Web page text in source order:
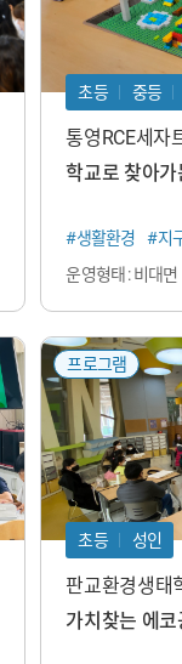
초등 중등
통영RCE세자
속가능발전교
#생활환경 #지
운영형태 : 비대면
프로그램
초등 성인
판교환경생태
가치찾는 에코